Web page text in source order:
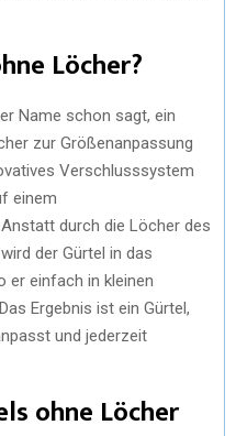
Löcher?
Name schon sagt, ein
zur Größenanpassung
Verschlusssystem
einem
durch die Löcher des
der Gürtel in das
er einfach in kleinen
Ergebnis ist ein Gürtel,
und jederzeit
ohne Löcher